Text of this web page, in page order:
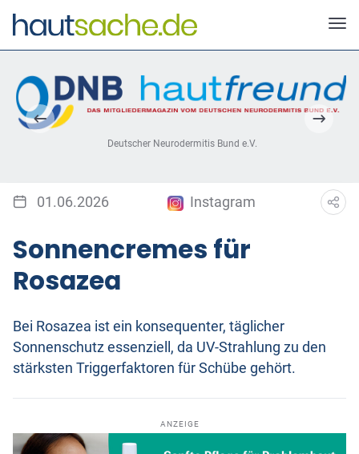
Deutscher Neurodermitis Bund e.V.
01.06.2026 Instagram
Sonnencremes für
Rosazea
Bei Rosazea ist ein konsequenter, täglicher
Sonnenschutz essenziell, da UV-Strahlung zu den
stärksten Triggerfaktoren für Schübe gehört.
ANZEIGE